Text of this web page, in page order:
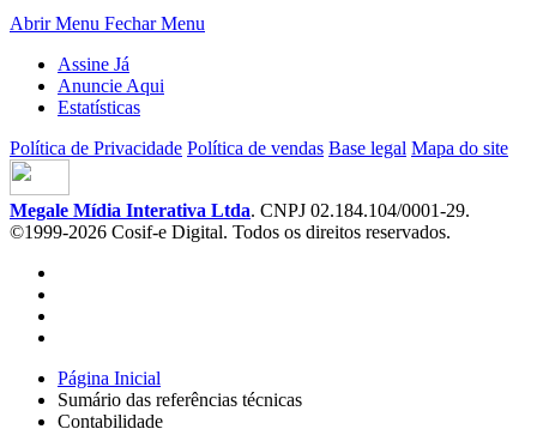
Abrir Menu Fechar Menu
Assine Já
Anuncie Aqui
Estatísticas
Política de Privacidade Política de vendas Base legal Mapa do site
Megale Mídia Interativa Ltda. CNPJ 02.184.104/0001-29.
©1999-2026 Cosif-e Digital. Todos os direitos reservados.
Página Inicial
Sumário das referências técnicas
Contabilidade